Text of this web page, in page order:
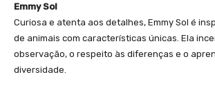
Emmy Sol
Curiosa e atenta aos detalhes, Emmy Sol é
de animais com características únicas. Ela
observação, o respeito às diferenças e o
diversidade.